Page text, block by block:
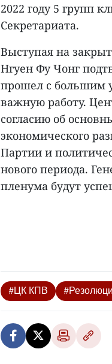
2022 году 5 групп
Секретариата.
Выступая на
Нгуен Фу Чонг
прошел с большим
важную работу.
согласию об
экономического
Партии и
нового периода.
пленума будут
#ЦК КПВ